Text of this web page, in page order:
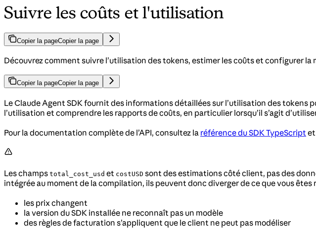
Suivre les coûts et l'utilisation
Copier la pageCopier la page
Découvrez comment suivre l’utilisation des tokens, estimer les coûts et configurer la
Copier la pageCopier la page
Le Claude Agent SDK fournit des informations détaillées sur l’utilisation des
l’utilisation et comprendre les rapports de coûts, en particulier lorsqu’il s’agit
Pour la documentation complète de l’API, consultez la référence du SDK TypeScript
Les champs total_cost_usd et costUSD sont des estimations côté client, pas des
intégrée au moment de la compilation, ils peuvent donc diverger de ce que vous
les prix changent
la version du SDK installée ne reconnaît pas un modèle
des règles de facturation s’appliquent que le client ne peut pas modéliser